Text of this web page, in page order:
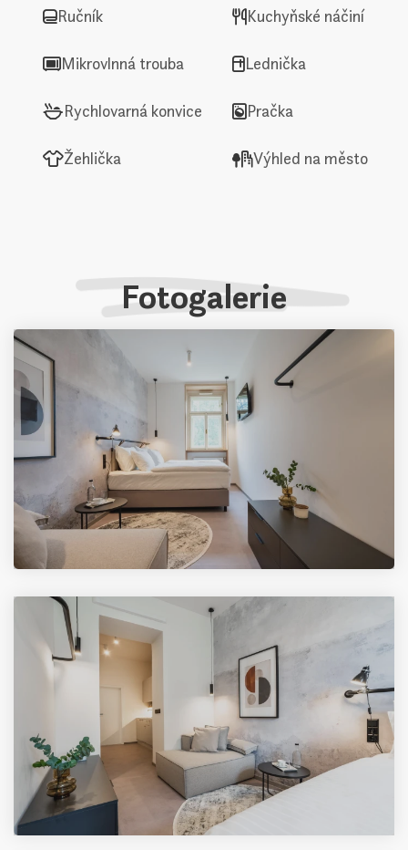
Ručník Kuchyňské náčiní
Mikrovlnná trouba Lednička
Rychlovarná konvice Pračka
Žehlička Výhled na město
Fotogalerie